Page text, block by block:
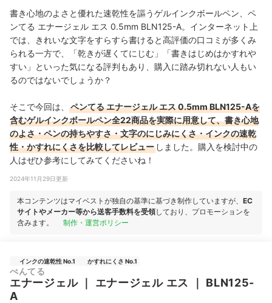
書き心地のよさと優れた速乾性を謳うゲルインクボールペン、 ペ
ンてる エナージェル エス 0.5mm BLN125-A。インターネット上
では、きれいな文字をすらすら書けると高評価の口コミが多くみ
られる一方で、「乾きが遅くてにじむ」「書きはじめはかすれや
すい」といった気になる評判もあり、購入に踏み切れない人もい
るのではないでしょうか？
そこで今回は、
ペンてる エナージェル エス 0.5mm BLN125-Aを
含むゲルインクボールペン全22商品を実際に用意して、書き心地
のよさ・ペンの持ちやすさ・文字のにじみにくさ・インクの速乾
性・かすれにくさを比較してレビュー しました。購入を検討中の
人はぜひ参考にしてみてくださいね！
2024年11月29日更新
本コンテンツはマイベストが独自の基準に基づき制作していますが、 EC
サイトやメーカー等から送客手数料を受領しており、プロモーションを
含みます。
制作・運営ポリシー
インクの速乾性 No.1 かすれにくさ No.1
ぺんてる
エナージェル｜ エナージェル エス
BLN125-
A